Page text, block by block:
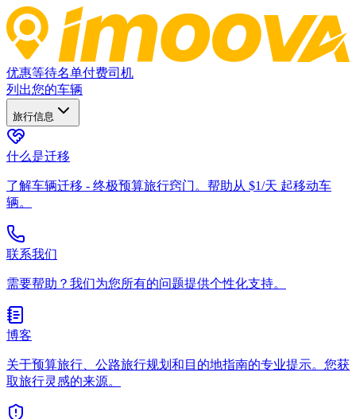
优惠等待名单付费司机
列出您的车辆
旅行信息
什么是迁移
了解车辆迁移 - 终极预算旅行窍门。帮助从 $1/天 起移动车
辆。
联系我们
需要帮助？我们为您所有的问题提供个性化支持。
博客
关于预算旅行、公路旅行规划和目的地指南的专业提示。您获
取旅行灵感的来源。